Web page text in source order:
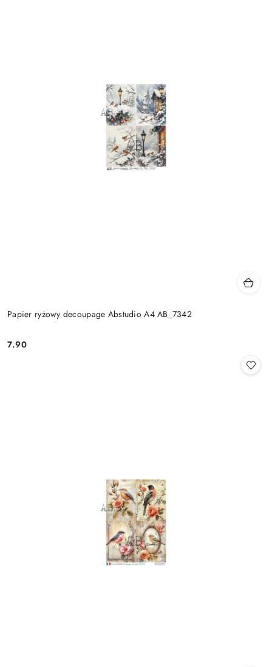
Papier ryżowy decoupage Abstudio A4 AB_7342
Cena:
7.90